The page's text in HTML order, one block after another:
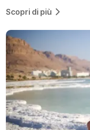
Scopri di più